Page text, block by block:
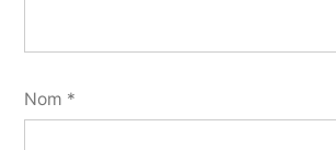
Nom *